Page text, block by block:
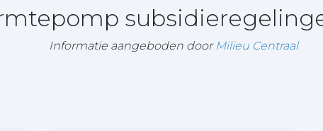
Informatie aangeboden door Milieu Centraal